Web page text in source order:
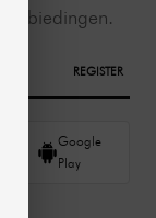
REGISTER
Google
Play